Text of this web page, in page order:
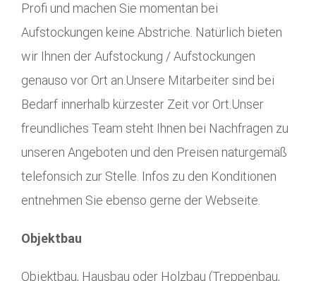
Profi und machen Sie momentan bei
Aufstockungen keine Abstriche. Natürlich bieten
wir Ihnen der Aufstockung / Aufstockungen
genauso vor Ort an.Unsere Mitarbeiter sind bei
Bedarf innerhalb kürzester Zeit vor Ort.Unser
freundliches Team steht Ihnen bei Nachfragen zu
unseren Angeboten und den Preisen naturgemäß
telefonsich zur Stelle. Infos zu den Konditionen
entnehmen Sie ebenso gerne der Webseite.
Objektbau
Objektbau, Hausbau oder Holzbau (Treppenbau,